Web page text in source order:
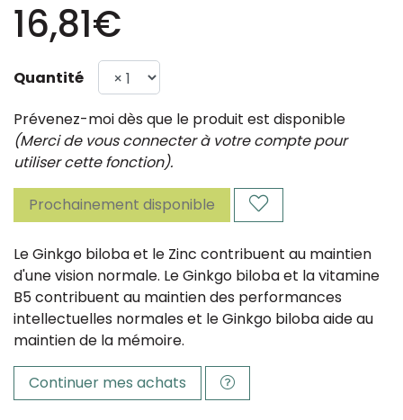
16,81€
Quantité
Prévenez-moi dès que le produit est disponible
(Merci de vous connecter à votre compte pour
utiliser cette fonction).
Prochainement disponible
Le Ginkgo biloba et le Zinc contribuent au maintien
d'une vision normale. Le Ginkgo biloba et la vitamine
B5 contribuent au maintien des performances
intellectuelles normales et le Ginkgo biloba aide au
maintien de la mémoire.
Continuer mes achats